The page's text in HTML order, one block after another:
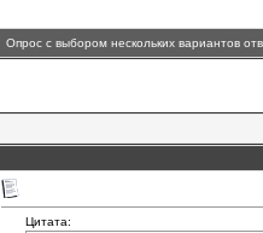
Опрос с выбором нескольких вариантов
Цитата: